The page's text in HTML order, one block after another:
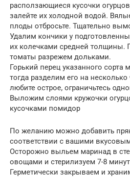
расползающиеся кусочки
залейте их холодной водой.
плоды отбросьте. Тщательно
Удалим кончики у
их колечками средней толщины.
томаты разрежем дольками.
Горький перец указанного
тогда разделим его на
любите острое, ограничьтесь
Выложим слоями кружочки
кусочками помидор
По желанию можно добавить
соответствии с вашими
Осторожно выльем маринад в
овощами и стерилизуем 7-8
Герметически закрываем и